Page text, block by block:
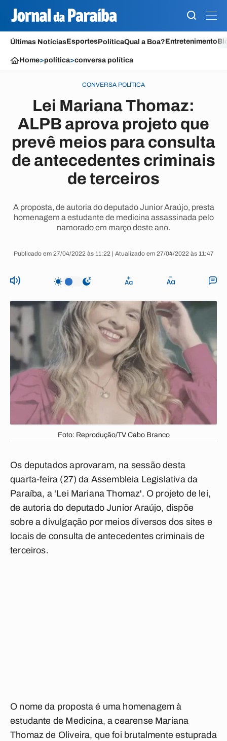
Últimas NotíciasEsportesPolíticaQual a Boa?Entretenimento
Home>política>conversa política
CONVERSA POLÍTICA
Lei Mariana Thomaz:
ALPB aprova projeto que
prevê meios para consulta
de antecedentes criminais
de terceiros
A proposta, de autoria do deputado Junior Araújo, presta
homenagem a estudante de medicina assassinada pelo
namorado em março deste ano.
Publicado em 27/04/2022 às 11:22 | Atualizado em 27/04/2022 às 11:47
Foto: Reprodução/TV Cabo Branco
Os deputados aprovaram, na sessão desta
quarta-feira (27) da Assembleia Legislativa da
Paraíba, a 'Lei Mariana Thomaz'. O projeto de lei,
de autoria do deputado Junior Araújo, dispõe
sobre a divulgação por meios diversos dos sites e
locais de consulta de antecedentes criminais de
terceiros.
O nome da proposta é uma homenagem à
estudante de Medicina, a cearense Mariana
Thomaz de Oliveira, que foi brutalmente estuprada